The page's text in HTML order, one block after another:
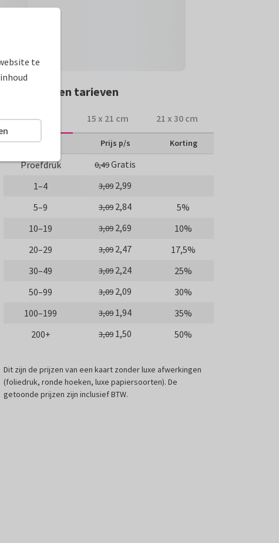
Formaten en tarieven
10 x 15 cm 15 x 21 cm 21 x 30 cm
Aantal Prijs p/s Korting
Proefdruk 0,49Gratis
1–4
3,09 2,99
5–9
3,09 2,84
5%
10–19
3,09 2,69
10%
20–29
3,09 2,47
17,5%
30–49
3,09 2,24
25%
50–99
3,09 2,09
30%
100–199
3,09 1,94
35%
200+
3,09 1,50 50%
Dit zijn de prijzen van een kaart zonder luxe afwerkingen
(foliedruk, ronde hoeken, luxe papiersoorten). De
getoonde prijzen zijn inclusief BTW.
te